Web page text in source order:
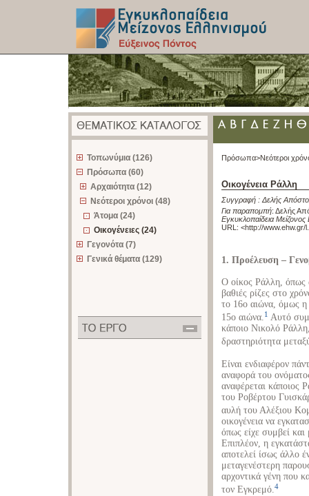
Τοπωνύμια (126)
Πρόσωπα (60)
Αρχαιότητα (12)
Νεότεροι χρόνοι (48)
Άτομα (24)
Οικογένειες (24)
Γεγονότα (7)
Γενικά θέματα (129)
Πρόσωπα>Νεότεροι
Οικογένεια Ράλλη
Συγγραφή : Δελής
Για παραπομπή: Δελής
Εγκυκλοπαίδεια
URL: <http://www.ehw.gr/
1. Προέλευση –
Ο οίκος Ράλλη, όπως
βαθιές ρίζες στο
το 16ο αιώνα, όμως
15ο αιώνα.1 Αυτό
κάποιο Νικολό
δραστηριότητα
Είναι ενδιαφέρον
αναφορά του
αναφέρεται κάποιος
του Ροβέρτου
αυλή του Αλέξιου
οικογένεια να
όπως είχε συμβεί και
Επιπλέον, η
αποτελεί ίσως άλλο
μεταγενέστερη
αρχοντικά γένη που
τον Εγκρεμό.4